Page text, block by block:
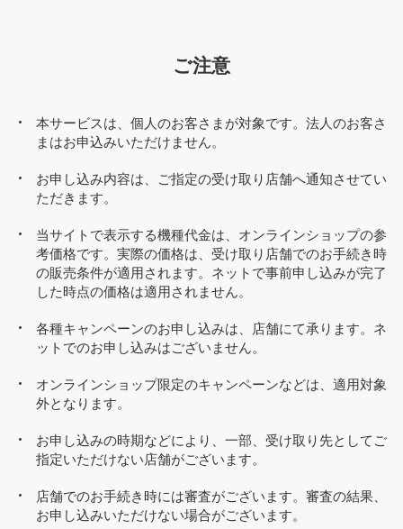
ご注意
本サービスは、個人のお客さまが対象です。法人のお客さ
まはお申込みいただけません。
お申し込み内容は、ご指定の受け取り店舗へ通知させてい
ただきます。
当サイトで表示する機種代金は、オンラインショップの参
考価格です。実際の価格は、受け取り店舗でのお手続き時
の販売条件が適用されます。ネットで事前申し込みが完了
した時点の価格は適用されません。
各種キャンペーンのお申し込みは、店舗にて承ります。ネ
ットでのお申し込みはございません。
オンラインショップ限定のキャンペーンなどは、適用対象
外となります。
お申し込みの時期などにより、一部、受け取り先としてご
指定いただけない店舗がございます。
店舗でのお手続き時には審査がございます。審査の結果、
お申し込みいただけない場合がございます。